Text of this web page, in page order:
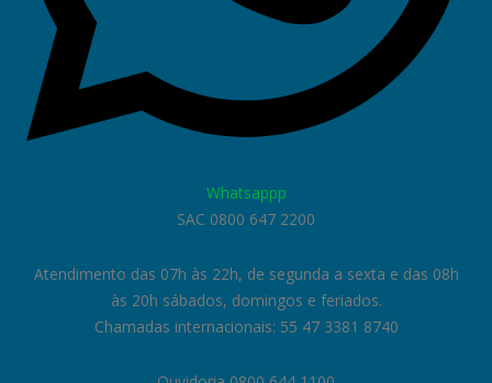
Whatsappp
SAC 0800 647 2200
Atendimento das 07h às 22h, de segunda a sexta e das 08h
às 20h sábados, domingos e feriados.
Chamadas internacionais: 55 47 3381 8740